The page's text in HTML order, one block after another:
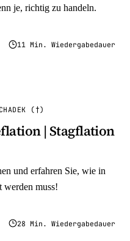
je, richtig zu handeln.
11 Min. Wiedergabedauer
(†)
| Stagflation
und erfahren Sie, wie in
werden muss!
28 Min. Wiedergabedauer